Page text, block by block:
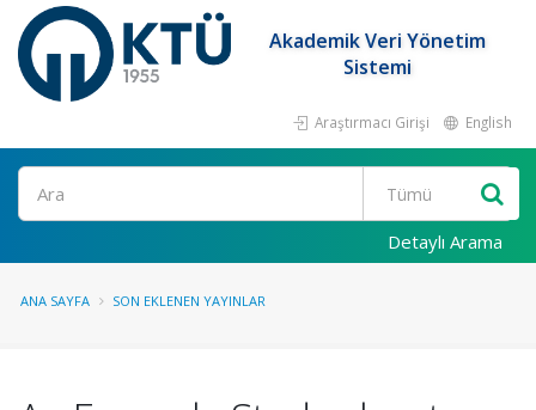
Akademik Veri Yönetim
Sistemi
Araştırmacı Girişi English
Ara
Detaylı Arama
ANA SAYFA SON EKLENEN YAYINLAR